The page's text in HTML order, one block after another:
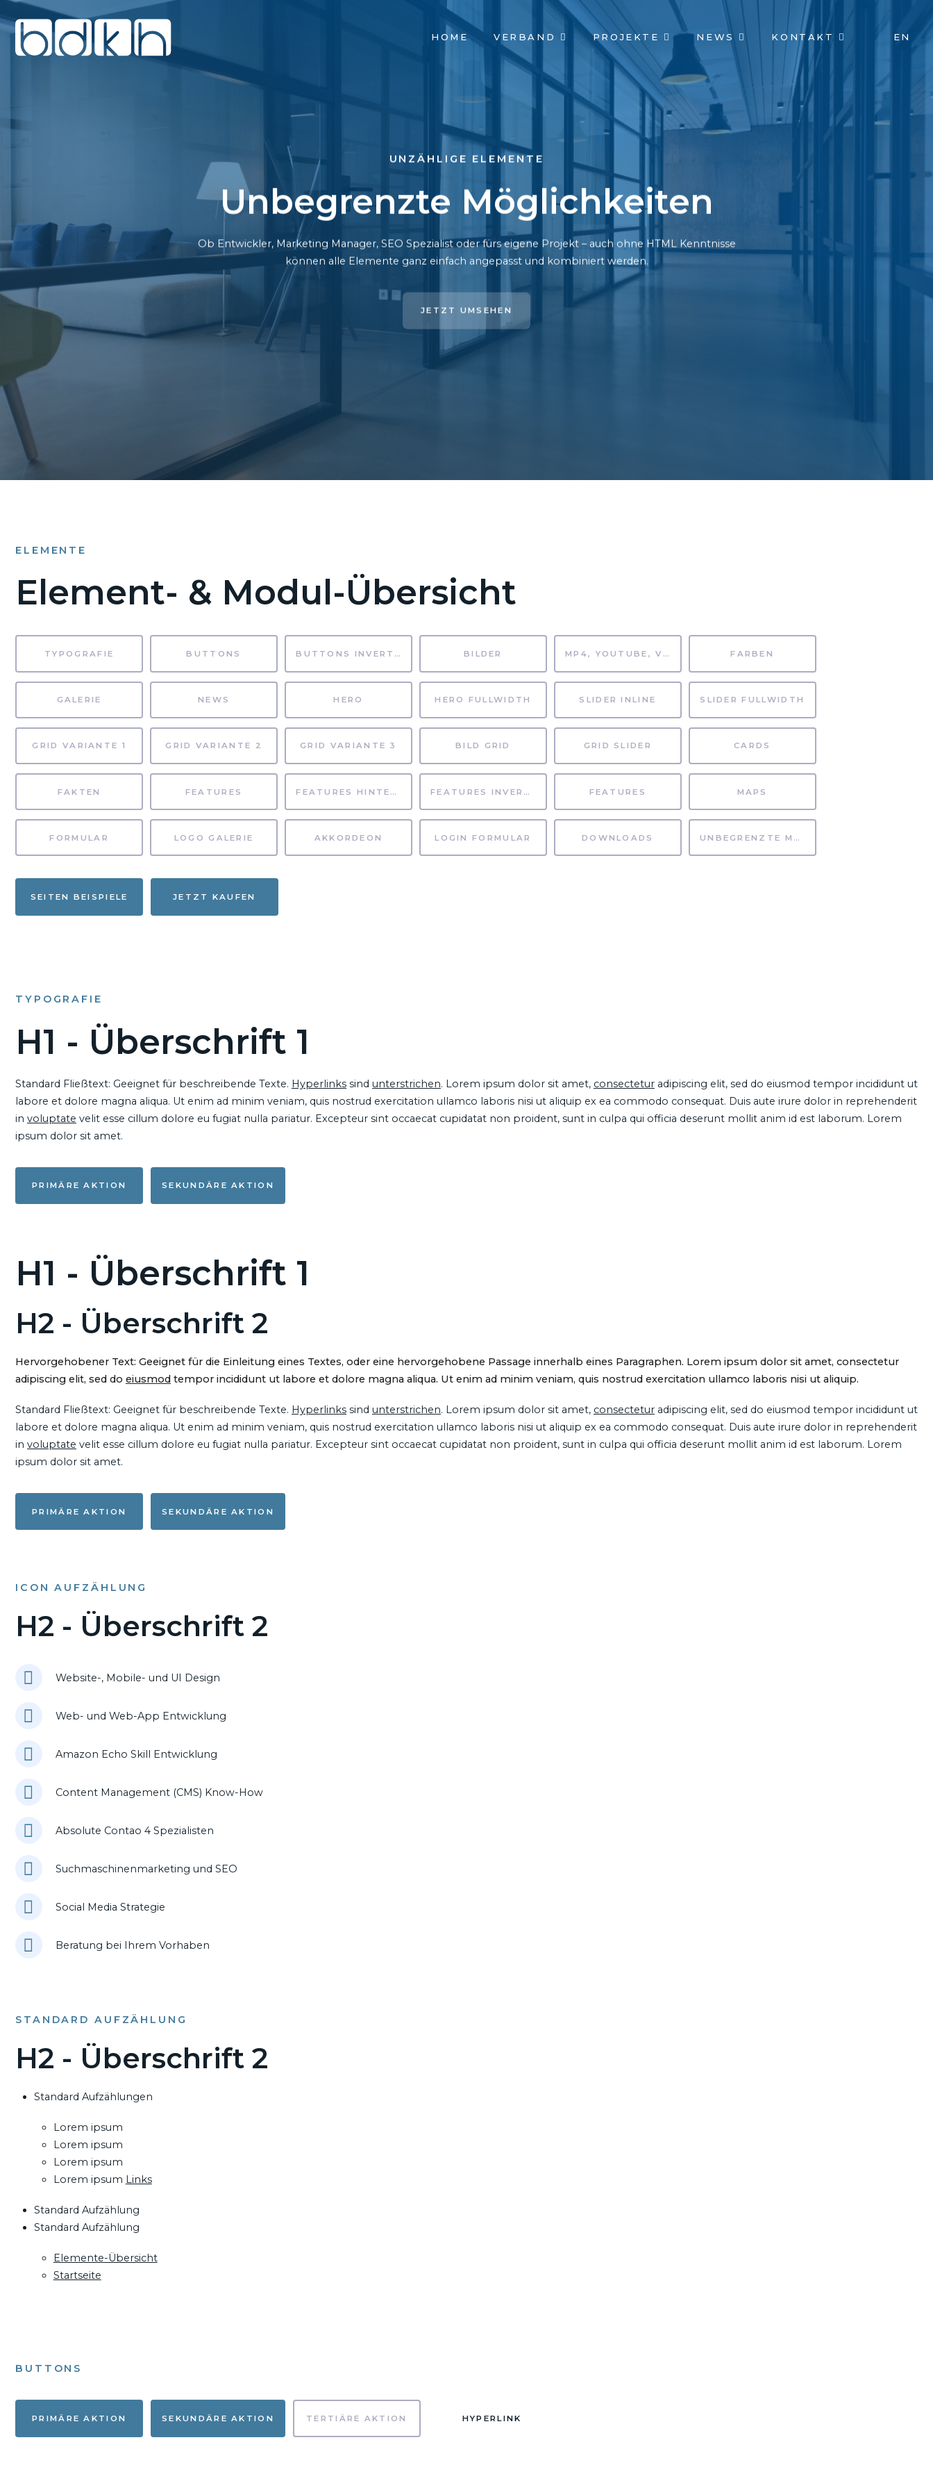
NAVIGATION
ÜBERSPRINGEN
HOME VERBAND PROJEKTE NEWS KONTAKT EN
UNZÄHLIGE ELEMENTE
Unbegrenzte Möglichkeiten
Ob Entwickler, Marketing Manager, SEO Spezialist oder fürs eigene Projekt – auch ohne HTML Kenntnisse
können alle Elemente ganz einfach angepasst und kombiniert werden.
JETZT UMSEHEN
ELEMENTE
Element- & Modul-Übersicht
TYPOGRAFIE BUTTONS BUTTONS INVERTIERT BILDER MP4, YOUTUBE, VIMEO FARBEN
GALERIE NEWS HERO HERO FULLWIDTH SLIDER INLINE SLIDER FULLWIDTH
GRID VARIANTE 1 GRID VARIANTE 2 GRID VARIANTE 3 BILD GRID GRID SLIDER CARDS
FAKTEN FEATURES FEATURES HINTERGRUND FEATURES INVERTIERT FEATURES MAPS
FORMULAR LOGO GALERIE AKKORDEON LOGIN FORMULAR DOWNLOADS UNBEGRENZTE MÖGLICHKEITEN
SEITEN BEISPIELE JETZT KAUFEN
TYPOGRAFIE
H1 - Überschrift 1
Standard Fließtext: Geeignet für beschreibende Texte. Hyperlinks sind unterstrichen. Lorem ipsum dolor sit amet, consectetur adipiscing elit, sed do eiusmod tempor incididunt ut
labore et dolore magna aliqua. Ut enim ad minim veniam, quis nostrud exercitation ullamco laboris nisi ut aliquip ex ea commodo consequat. Duis aute irure dolor in reprehenderit
in voluptate velit esse cillum dolore eu fugiat nulla pariatur. Excepteur sint occaecat cupidatat non proident, sunt in culpa qui officia deserunt mollit anim id est laborum. Lorem
ipsum dolor sit amet.
PRIMÄRE AKTION SEKUNDÄRE AKTION
H1 - Überschrift 1
H2 - Überschrift 2
Hervorgehobener Text: Geeignet für die Einleitung eines Textes, oder eine hervorgehobene Passage innerhalb eines Paragraphen. Lorem ipsum dolor sit amet, consectetur
adipiscing elit, sed do eiusmod tempor incididunt ut labore et dolore magna aliqua. Ut enim ad minim veniam, quis nostrud exercitation ullamco laboris nisi ut aliquip.
Standard Fließtext: Geeignet für beschreibende Texte. Hyperlinks sind unterstrichen. Lorem ipsum dolor sit amet, consectetur adipiscing elit, sed do eiusmod tempor incididunt ut
labore et dolore magna aliqua. Ut enim ad minim veniam, quis nostrud exercitation ullamco laboris nisi ut aliquip ex ea commodo consequat. Duis aute irure dolor in reprehenderit
in voluptate velit esse cillum dolore eu fugiat nulla pariatur. Excepteur sint occaecat cupidatat non proident, sunt in culpa qui officia deserunt mollit anim id est laborum. Lorem
ipsum dolor sit amet.
PRIMÄRE AKTION SEKUNDÄRE AKTION
ICON AUFZÄHLUNG
H2 - Überschrift 2
Website-, Mobile- und UI Design
Web- und Web-App Entwicklung
Amazon Echo Skill Entwicklung
Content Management (CMS) Know-How
Absolute Contao 4 Spezialisten
Suchmaschinenmarketing und SEO
Social Media Strategie
Beratung bei Ihrem Vorhaben
STANDARD AUFZÄHLUNG
H2 - Überschrift 2
Standard Aufzählungen
Lorem ipsum
Lorem ipsum
Lorem ipsum
Lorem ipsum Links
Standard Aufzählung
Standard Aufzählung
Elemente-Übersicht
Startseite
BUTTONS
PRIMÄRE AKTION SEKUNDÄRE AKTION TERTIÄRE AKTION HYPERLINK